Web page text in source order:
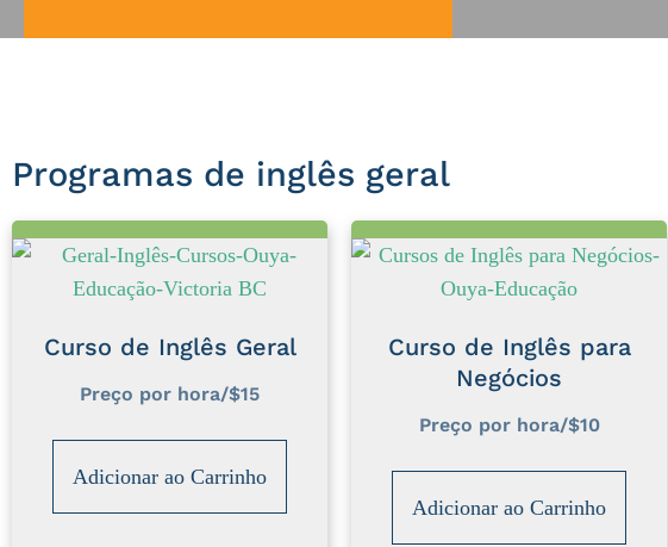
Programas de inglês geral
Curso de Inglês Geral
Preço por hora/$15
Adicionar ao Carrinho
Curso de Inglês para
Negócios
Preço por hora/$10
Adicionar ao Carrinho